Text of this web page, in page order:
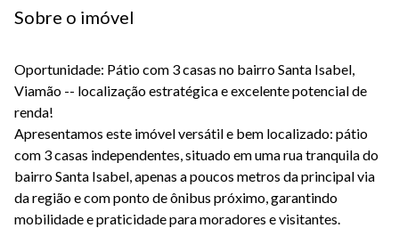
Sobre o imóvel
Oportunidade: Pátio com 3 casas no bairro Santa Isabel,
Viamão -- localização estratégica e excelente potencial de
renda!
Apresentamos este imóvel versátil e bem localizado: pátio
com 3 casas independentes, situado em uma rua tranquila do
bairro Santa Isabel, apenas a poucos metros da principal via
da região e com ponto de ônibus próximo, garantindo
mobilidade e praticidade para moradores e visitantes.